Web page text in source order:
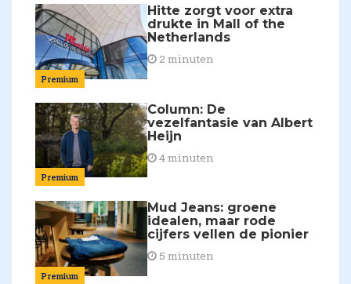
Premium
Hitte zorgt voor extra
drukte in Mall of the
Netherlands
2 minuten
Premium
Column: De
vezelfantasie van Albert
Heijn
4 minuten
Premium
Mud Jeans: groene
idealen, maar rode
cijfers vellen de pionier
5 minuten